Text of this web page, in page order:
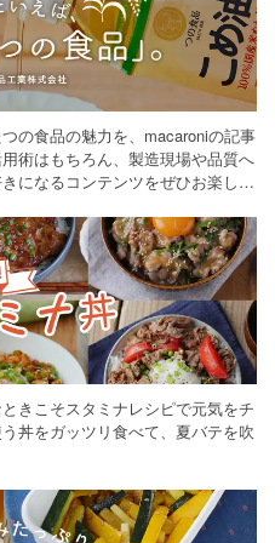
の食品の魅力を、macaroniの記事
術はもちろん、製造現場や品質へ
になるコンテンツをぜひお楽しみ
きこそスタミナレシピで元気をチ
丼をガッツリ食べて、夏バテを吹